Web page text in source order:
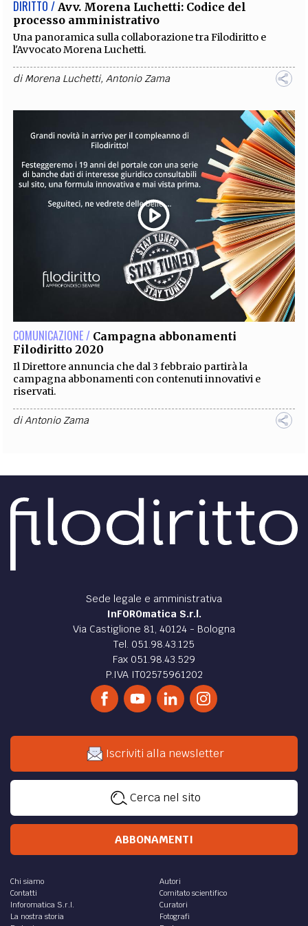
EXTRA
CODICI RUBRICHE LIBRI PROCEEDINGS PUBBLICITÀ CONTATTI
SOCIAL MEDIA
DIRITTO / Avv. Morena Luchetti: Codice del
processo amministrativo
Una panoramica sulla collaborazione tra Filodiritto e
l'Avvocato Morena Luchetti.
diMorena Luchetti,Antonio Zama
COMUNICAZIONE / Campagna abbonamenti
Filodiritto 2020
Il Direttore annuncia che dal 3 febbraio partirà la
campagna abbonamenti con contenuti innovativi e
riservati.
diAntonio Zama
Sede legale e amministrativa
InFOROmatica S.r.l.
Via Castiglione 81, 40124 - Bologna
Tel. 051.98.43.125
Fax 051.98.43.529
P.IVA IT02575961202
Iscriviti alla newsletter
Cerca nel sito
ABBONAMENTI
Chi siamo
Contatti
Inforomatica S.r.l.
La nostra storia
Autori
Comitato scientifico
Curatori
Fotografi